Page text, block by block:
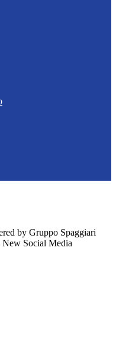
by Gruppo Spaggiari
Social Media